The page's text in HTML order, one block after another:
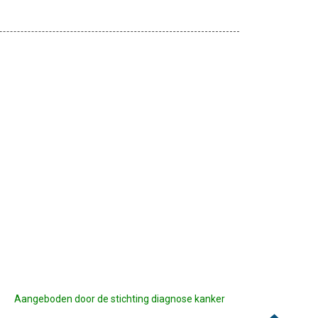
Aangeboden door de stichting diagnose kanker